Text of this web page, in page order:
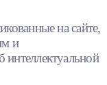
на сайте,
и